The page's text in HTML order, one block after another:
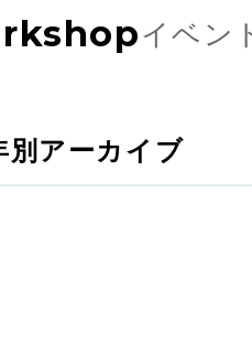
イベン
別アーカイブ